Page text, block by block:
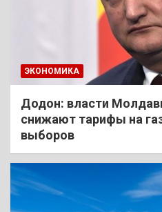
ЭКОНОМИКА
Додон: власти
снижают тарифы на
выборов